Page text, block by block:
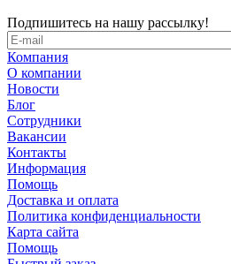
Подпишитесь на нашу рассылку!
Компания
О компании
Новости
Блог
Сотрудники
Вакансии
Контакты
Информация
Помощь
Доставка и оплата
Политика конфиденциальности
Карта сайта
Помощь